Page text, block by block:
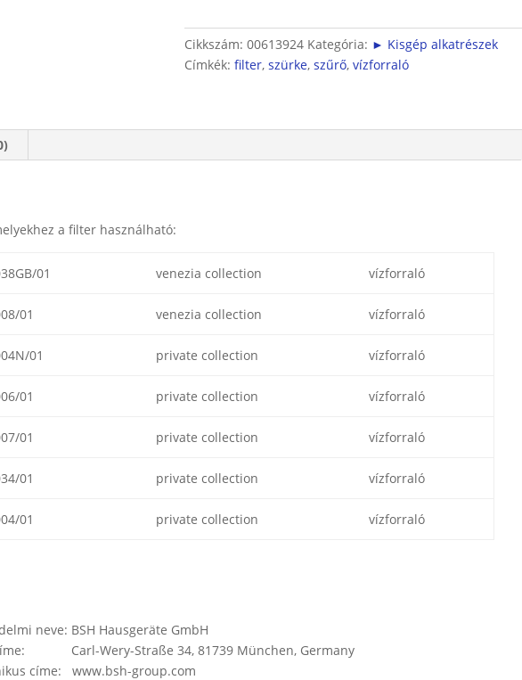
színben
mennyiség
Cikkszám:00613924 Kategória: ► Kisgép alkatrészek
Címkék:filter,szürke,szűrő,vízforraló
a filter használható:
01 venezia collection vízforraló
01 venezia collection vízforraló
01 private collection vízforraló
01 private collection vízforraló
01 private collection vízforraló
01 private collection vízforraló
01 private collection vízforraló
neve: BSH Hausgeräte GmbH
Carl-Wery-Straße 34, 81739 München, Germany
címe: www.bsh-group.com